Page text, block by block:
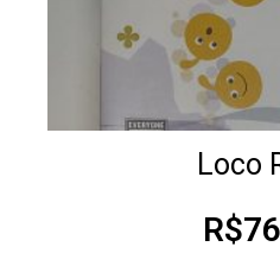
Loco
R$